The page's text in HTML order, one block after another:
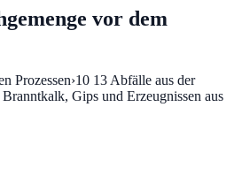
vor dem
Prozessen›10 13 Abfälle aus der
Gips und Erzeugnissen aus